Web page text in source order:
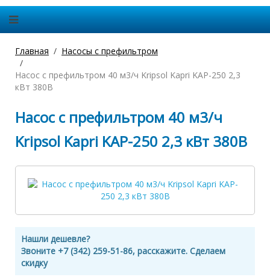
Главная Насосы с префильтром
Насос с префильтром 40 м3/ч Kripsol Kapri KAP-250 2,3
кВт 380В
Насос с префильтром 40 м3/ч
Kripsol Kapri KAP-250 2,3 кВт 380В
Нашли дешевле?
Звоните +7 (342) 259-51-86, расскажите. Сделаем
скидку